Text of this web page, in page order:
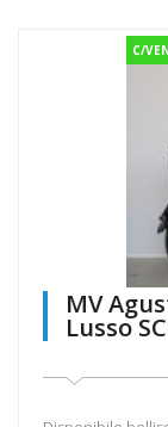
C/
MV
Lusso